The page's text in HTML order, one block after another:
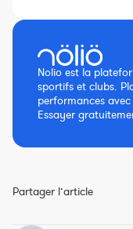
Nolio est la
sportifs et clubs.
performances
Essayer
Partager l’article